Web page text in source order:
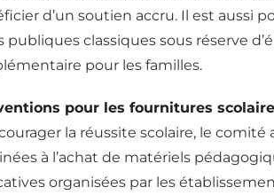
d’un soutien accru. Il est aussi
publiques classiques sous réserve
pour les familles.
pour les fournitures
la réussite scolaire, le
à l’achat de matériels
organisées par les